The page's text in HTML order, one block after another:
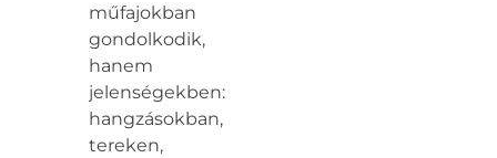
műfajokban
gondolkodik,
hanem
jelenségekben:
hangzásokban,
tereken,